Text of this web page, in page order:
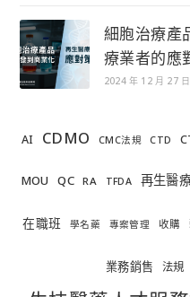
細胞治療產
療業者的應
2024 年 12 月 27 日
AI CDMO CMC法規 CTD
MOU QC RA TFDA 再生醫
在職班 學名藥 專案管理 收購
業務銷售 法規